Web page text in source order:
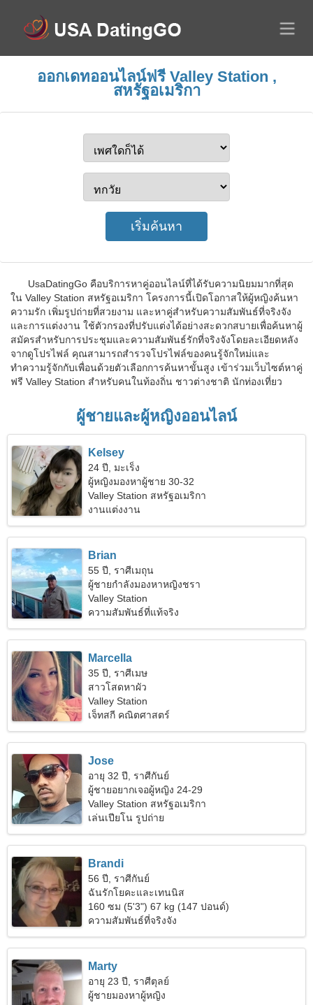
ออกเดทออนไลน์ฟรี Valley Station ,
สหรัฐอเมริกา
UsaDatingGo คือบริการหาคู่ออนไลน์ที่ได้รับความนิยมมากที่สุด
ใน Valley Station สหรัฐอเมริกา โครงการนี้เปิดโอกาสให้ผู้หญิงค้นหา
ความรัก เพิ่มรูปถ่ายที่สวยงาม และหาคู่สำหรับความสัมพันธ์ที่จริงจัง
และการแต่งงาน ใช้ตัวกรองที่ปรับแต่งได้อย่างสะดวกสบายเพื่อค้นหาผู้
สมัครสำหรับการประชุมและความสัมพันธ์รักที่จริงจังโดยละเอียดหลัง
จากดูโปรไฟล์ คุณสามารถสำรวจโปรไฟล์ของคนรู้จักใหม่และ
ทำความรู้จักกับเพื่อนด้วยตัวเลือกการค้นหาขั้นสูง เข้าร่วมเว็บไซต์หาคู่
ฟรี Valley Station สำหรับคนในท้องถิ่น ชาวต่างชาติ นักท่องเที่ยว
ผู้ชายและผู้หญิงออนไลน์
Kelsey
24 ปี, มะเร็ง
ผู้หญิงมองหาผู้ชาย 30-32
Valley Station สหรัฐอเมริกา
งานแต่งงาน
Brian
55 ปี, ราศีเมถุน
ผู้ชายกำลังมองหาหญิงชรา
Valley Station
ความสัมพันธ์ที่แท้จริง
Marcella
35 ปี, ราศีเมษ
สาวโสดหาผัว
Valley Station
เจ็ทสกี คณิตศาสตร์
Jose
อายุ 32 ปี, ราศีกันย์
ผู้ชายอยากเจอผู้หญิง 24-29
Valley Station สหรัฐอเมริกา
เล่นเปียโน รูปถ่าย
Brandi
56 ปี, ราศีกันย์
ฉันรักโยคะและเทนนิส
160 ซม (5'3") 67 kg (147 ปอนด์)
ความสัมพันธ์ที่จริงจัง
Marty
อายุ 23 ปี, ราศีตุลย์
ผู้ชายมองหาผู้หญิง